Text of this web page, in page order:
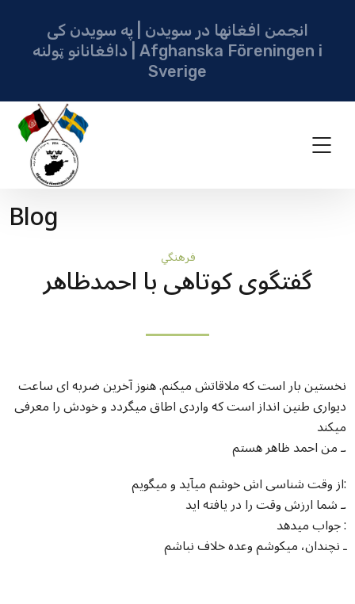
انجمن افغانها در سویدن | په سویدن کی
دافغانانو ټولنه | Afghanska Föreningen i
Sverige
Blog
فرهنگي
گفتگوی کوتاهی با احمدظاهر
نخستین بار است که ملاقاتش میکنم. هنوز آخرین ضربه ای ساعت
دیواری طنین انداز است که واردی اطاق میگردد و خودش را معرفی
میکند
ـ من احمد ظاهر هستم.
از وقت شناسی اش خوشم میآید و میگویم:
ـ شما ارزش وقت را در یافته اید.
جواب میدهد :
ـ نچندان، میکوشم وعده خلاف نباشم